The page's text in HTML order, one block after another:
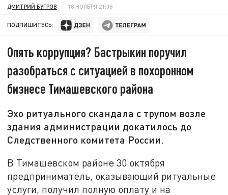
ДМИТРИЙ БУГРОВ 18 НОЯБРЯ 21:08
ПОДПИШИТЕСЬ:
Опять коррупция? Бастрыкин поручил
разобраться с ситуацией в похоронном
бизнесе Тимашевского района
Эхо ритуального скандала с трупом возле
здания администрации докатилось до
Следственного комитета России.
В Тимашевском районе 30 октября
предприниматель, оказывающий ритуальные
услуги, получил полную оплату и на